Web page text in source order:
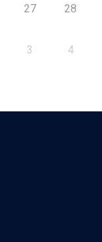
27 28
3 4